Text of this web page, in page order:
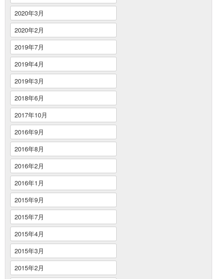
2020年3月
2020年2月
2019年7月
2019年4月
2019年3月
2018年6月
2017年10月
2016年9月
2016年8月
2016年2月
2016年1月
2015年9月
2015年7月
2015年4月
2015年3月
2015年2月